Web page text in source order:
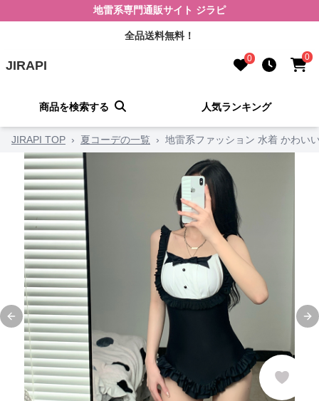
地雷系専門通販サイト ジラピ
全品送料無料！
JIRAPI 0 0
商品を検索する 人気ランキング
JIRAPI TOP › 夏コーデの一覧 › 地雷系ファッション 水着 かわい
Previous slide